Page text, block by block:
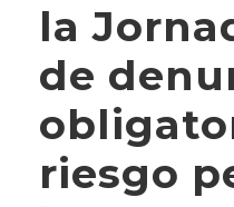
la
de
riesgo